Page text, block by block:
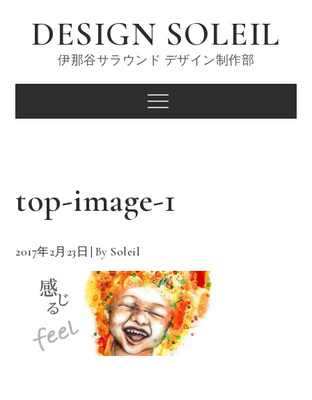
contentDESIGN SOLEIL
伊那谷サラウンド デザイン制作部
Menu
top-image-1
2017年2月23日 By Soleil